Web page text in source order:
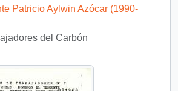
Patricio Aylwin Azócar (1990-
del Carbón